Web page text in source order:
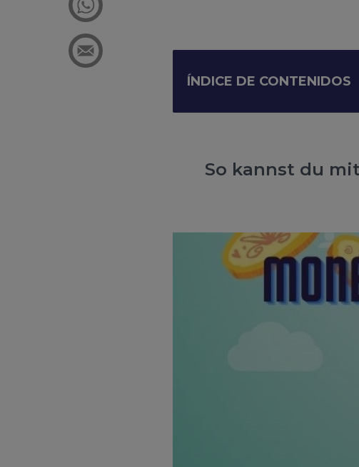
ÍNDICE DE CONTENIDOS
So kannst du